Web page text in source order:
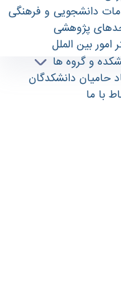
دانشجویی و فرهنگی
پژوهشی
امور بین الملل
و گروه ها
حامیان دانشکدگان
با ما
هنر های